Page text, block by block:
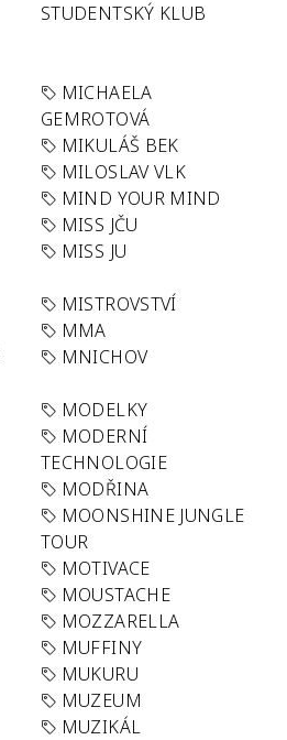
STUDENTSKÝ KLUB
MICHAELA
GEMROTOVÁ
MIKULÁŠ BEK
MILOSLAV VLK
MIND YOUR MIND
MISS JČU
MISS JU
MISTROVSTVÍ
MMA
MNICHOV
MODELKY
MODERNÍ
TECHNOLOGIE
MODŘINA
MOONSHINE JUNGLE
TOUR
MOTIVACE
MOUSTACHE
MOZZARELLA
MUFFINY
MUKURU
MUZEUM
MUZIKÁL